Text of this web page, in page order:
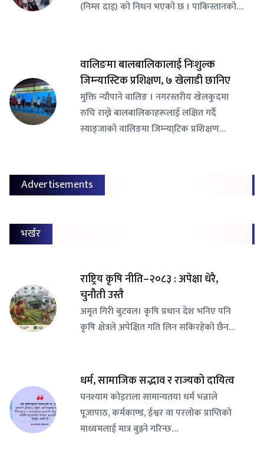
(निम्स दाइ) को निधन भएको छ । पाकिस्तानको…
वालिङमा बालबालिकालाई निःशुल्क
जिम्न्यास्टिक प्रशिक्षण, ७ खेलाडी छानिए
​मुक्ति न्यौपाने वालिङ । नगरस्तरीय खेलकुदमा
रुचि राख्ने बालबालिकाहरूलाई लक्षित गर्दै
स्याङ्जाको वालिङमा जिम्न्या्टिक प्रशिक्षण…
Advertisements
भर्खर
राष्ट्रिय कृषि नीति–२०८३ : अपेक्षा धेरै,
चुनौती उस्तै
अमृत गिरी बुटवल। कृषि प्रधान देश भनिए पनि
कृषि क्षेत्रले अपेक्षित गति लिन सकिरहेको छैन…
धर्म, सामाजिक सद्भाव र राज्यको दायित्व
घनश्याम कोइराला सामान्यतया धर्म भन्नाले
पूजापाठ, कर्मकाण्ड, ईश्वर वा परलोक प्राप्तिको
माध्यमलाई मात्र बुझ्ने गरिन्छ…